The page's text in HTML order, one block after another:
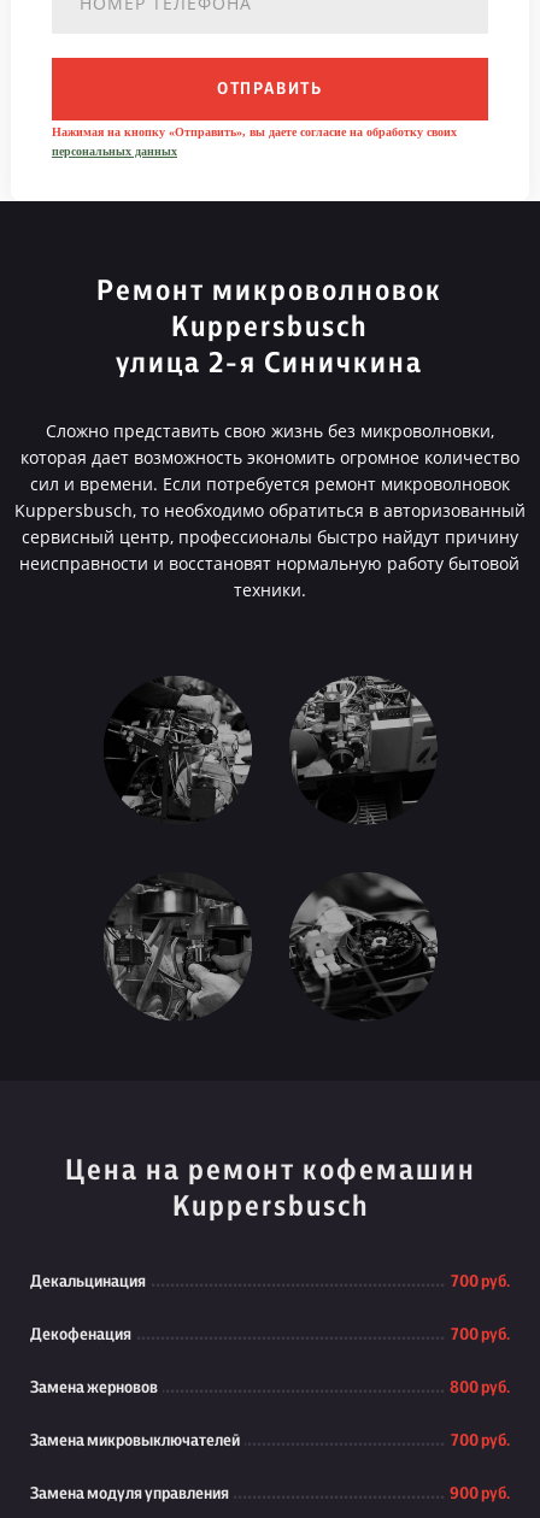
ОТПРАВИТЬ
Нажимая на кнопку «Отправить», вы даете согласие на обработку своих
персональных данных
Ремонт микроволновок
Kuppersbusch
улица 2-я Синичкина
Сложно представить свою жизнь без микроволновки,
которая дает возможность экономить огромное количество
сил и времени. Если потребуется ремонт микроволновок
Kuppersbusch, то необходимо обратиться в авторизованный
сервисный центр, профессионалы быстро найдут причину
неисправности и восстановят нормальную работу бытовой
техники.
Цена на ремонт кофемашин
Kuppersbusch
Декальцинация 700 руб.
Декофенация 700 руб.
Замена жерновов 800 руб.
Замена микровыключателей 700 руб.
Замена модуля управления 900 руб.